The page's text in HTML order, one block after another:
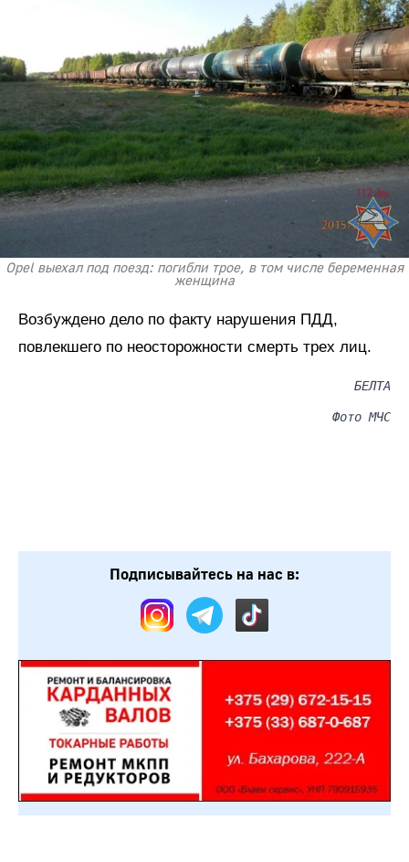
Opel выехал под поезд: погибли трое, в том числе беременная
женщина
Возбуждено дело по факту нарушения ПДД,
повлекшего по неосторожности смерть трех лиц.
БЕЛТА
Фото МЧС
Подписывайтесь на нас в: